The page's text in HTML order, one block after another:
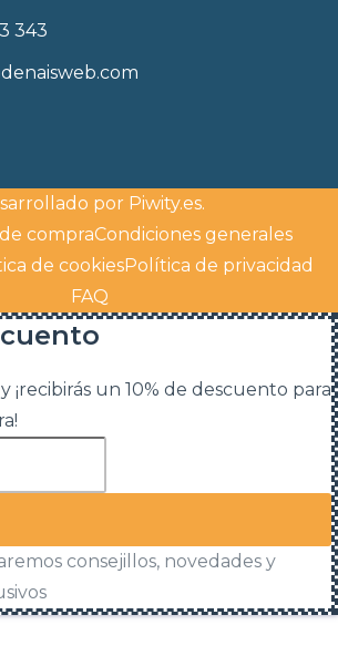
343
por Piwity.es.
compraCondiciones generales
de cookiesPolítica de privacidad
FAQ
¡recibirás un 10% de descuento para
consejillos, novedades y